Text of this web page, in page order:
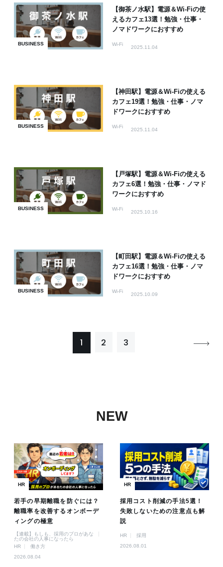
BUSINESS
【御茶ノ水駅】電源＆Wi-Fiの使
えるカフェ13選！勉強・仕事・
ノマドワークにおすすめ
Wi-Fi
2025.11.04
BUSINESS
【神田駅】電源＆Wi-Fiの使える
カフェ19選！勉強・仕事・ノマ
ドワークにおすすめ
Wi-Fi
2025.11.04
BUSINESS
【戸塚駅】電源＆Wi-Fiの使える
カフェ6選！勉強・仕事・ノマド
ワークにおすすめ
Wi-Fi
2025.10.16
BUSINESS
【町田駅】電源＆Wi-Fiの使える
カフェ16選！勉強・仕事・ノマ
ドワークにおすすめ
Wi-Fi
2025.10.09
1 2 3
NEW
HR
若手の早期離職を防ぐには？
離職率を改善するオンボーデ
ィングの極意
【連載】もしも、採用のプロがあな
たの会社の人事になったら
HR
働き方
2026.08.04
HR
採用コスト削減の手法5選！
失敗しないための注意点も解
説
HR
採用
2026.08.01